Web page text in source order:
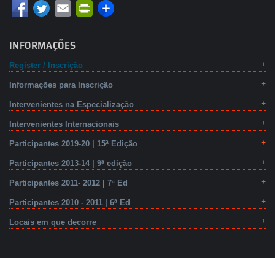
Email PrintFriendly
INFORMAÇÕES
Register / Inscrição
Informações para Inscrição
Intervenientes na Especialização
Intervenientes Internacionais
Participantes 2019-20 | 15ª Edição
Participantes 2013-14 | 9ª edição
Participantes 2011- 2012 | 7ª Ed
Participantes 2010 - 2011 | 6ª Ed
Locais em que decorre